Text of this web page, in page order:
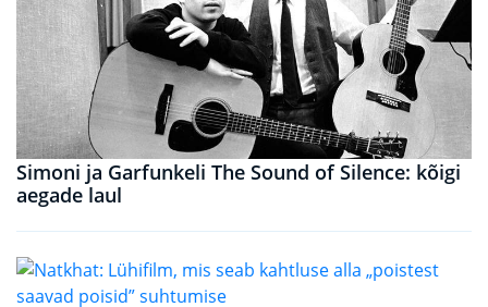
Simoni ja Garfunkeli The Sound of Silence: kõigi
aegade laul